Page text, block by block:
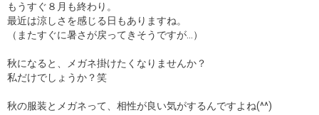
もうすぐ８月も終わり。
最近は涼しさを感じる日もありますね。
（またすぐに暑さが戻ってきそうですが…）
秋になると、メガネ掛けたくなりませんか？
私だけでしょうか？笑
秋の服装とメガネって、相性が良い気がするんですよね(^^)